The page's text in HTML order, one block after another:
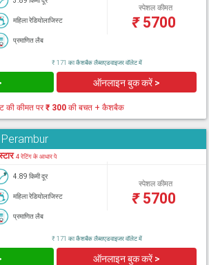
महिला रेडियोलाजिस्ट
प्रमाणित लैब
स्पेशल कीमत
₹5700
₹ 171 का कैशबैक लैब्सएडवाइजर वॉलेट में
ऑनलाइन बुक करें >
की कीमत पर₹ 300की बचत + कैशबैक
4 रेटिंग के आधार पे
4.89 किमी दूर
महिला रेडियोलाजिस्ट
प्रमाणित लैब
स्पेशल कीमत
₹5700
₹ 171 का कैशबैक लैब्सएडवाइजर वॉलेट में
ऑनलाइन बुक करें >